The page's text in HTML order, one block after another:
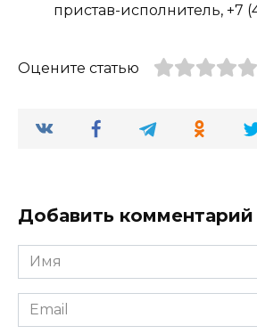
пристав-исполнитель, +7
Оцените статью
Добавить комментарий
Имя
*
Email
*